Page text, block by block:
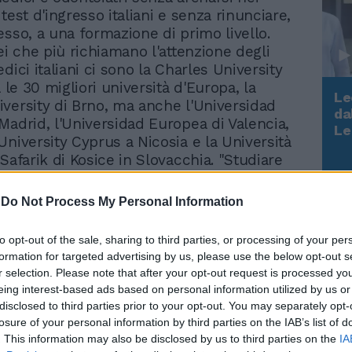
Do Not Process My Personal Information
opt-out of the sale, sharing to third parties, or processing of your
for targeted advertising by us, please use the below opt-out
selection. Please note that after your opt-out request is processed
interest-based ads based on personal information utilized by us
to third parties prior to your opt-out. You may separately
of your personal information by third parties on the IAB’s list of
This information may also be disclosed by us to third parties on the
d'ingresso italiani e senza rinunciare,
a una formazione di primo livello.
che più richiamano l'attenzione degli
italiani ci sono la Charles University
le 30 migliori università d'Europa, la
di Brno, ma anche l'Universidad
l'Universidad Europea di Valencia,
Cyprus a Nicosia e la Università
di Kosice in Slovacchia. "Studiare
Janina Holesovska, cofounder di
società con sede a Milano
nell'accompagnare gli studenti in una
con prospettive internazionali-
in una nuova avventura:
avvincente, sicuramente sfidante. Per
e le loro famiglie cercano un partner
affidare per percorrere i primi
qual è l'università più adatta alle proprie
sono i requisiti di accesso, come
Rudy Giuliani a Come States?
Trump, Meloni e la strategia
americana